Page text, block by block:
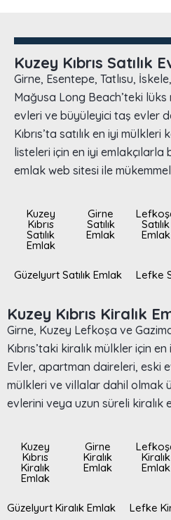
Kuzey Kıbrıs Satılık
Girne, Esentepe, Tatlısu,
Mağusa Long Beach’teki
evleri ve büyüleyici taş evler
Kıbrıs’ta satılık en iyi
listeleri için en iyi
emlak web sitesi ile
Kuzey
Kıbrıs
Satılık
Emlak
Girne
Satılık
Emlak
Satılık
Emlak
Güzelyurt Satılık Emlak Lefke
Kuzey Kıbrıs Kiralık
Girne, Kuzey Lefkoşa ve
Kıbrıs’taki kiralık mülkler için
Evler, apartman daireleri, eski
mülkleri ve villalar dahil olmak
evlerini veya uzun süreli kiralık
Kuzey
Kıbrıs
Kiralık
Emlak
Girne
Kiralık
Emlak
Kiralık
Emlak
Güzelyurt Kiralık Emlak Lefke